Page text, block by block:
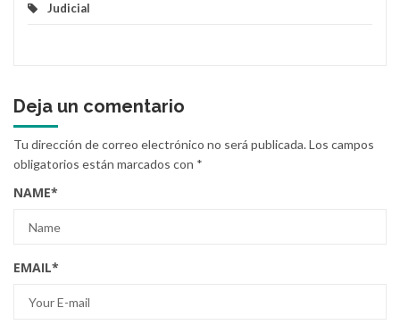
Judicial
Deja un comentario
Tu dirección de correo electrónico no será publicada.Los campos
obligatorios están marcados con *
NAME*
EMAIL*